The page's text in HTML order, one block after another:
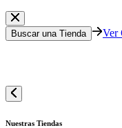
Buscar una Tienda Ver
Nuestras Tiendas